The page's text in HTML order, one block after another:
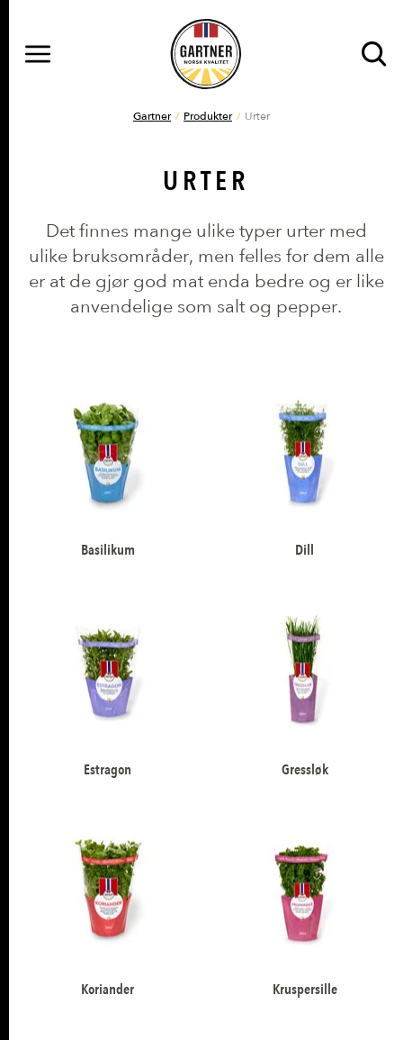
DU ER HERGartner Produkter Urter
URTER
Det finnes mange ulike typer urter med
ulike bruksområder, men felles for dem alle
er at de gjør god mat enda bedre og er like
anvendelige som salt og pepper.
Basilikum Dill
Estragon Gressløk
Koriander Kruspersille